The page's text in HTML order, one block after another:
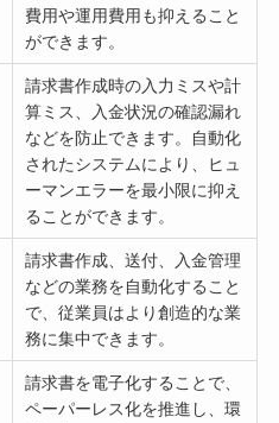
費用や運用費用も抑えること
ができます。
請求書作成時の入力ミスや計
算ミス、入金状況の確認漏れ
などを防止できます。自動化
されたシステムにより、ヒュ
ーマンエラーを最小限に抑え
ることができます。
請求書作成、送付、入金管理
などの業務を自動化すること
で、従業員はより創造的な業
務に集中できます。
請求書を電子化することで、
ペーパーレス化を推進し、環